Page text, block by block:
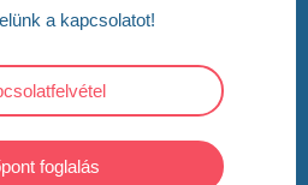
a kapcsolatot!
foglalás